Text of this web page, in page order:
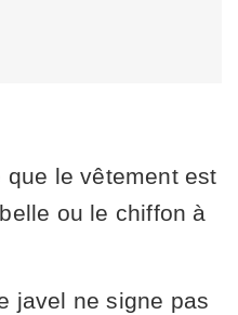
le vêtement est
ou le chiffon à
javel ne signe pas